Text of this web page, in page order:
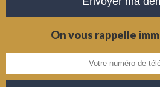
On vous rappelle